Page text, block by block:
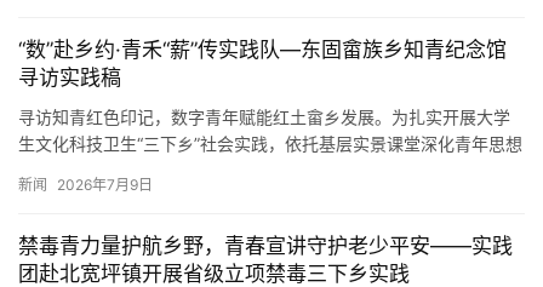
“数”赴乡约·青禾“薪”传实践队—东固畲族乡知青纪念馆
寻访实践稿
寻访知青红色印记，数字青年赋能红土畲乡发展。为扎实开展大学
生文化科技卫生“三下乡”社会实践，依托基层实景课堂深化青年思想
新闻 2026年7月9日
禁毒青力量护航乡野，青春宣讲守护老少平安——实践
团赴北宽坪镇开展省级立项禁毒三下乡实践